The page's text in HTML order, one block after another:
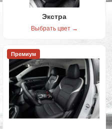
Экстра
Выбрать цвет →
Премиум